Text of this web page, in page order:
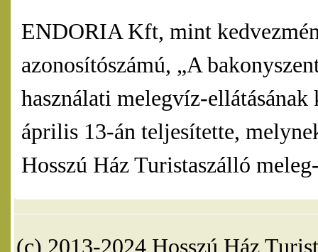
ENDORIA Kft, mint
azonosítószámú, „A
használati melegvíz-
április 13-án teljesítette,
Hosszú Ház Turistaszálló
(c) 2013-2024 Hosszú Ház